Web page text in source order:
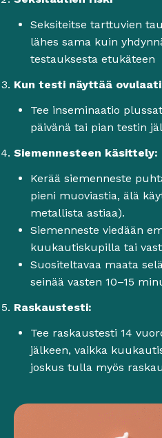
Seksiteitse tarttuvien
lähes sama kuin
testauksesta etukäteen
Kun testi näyttää
Tee inseminaatio
päivänä tai pian testin
Siemennesteen käsittely:
Kerää siemenneste
pieni muoviastia, älä
metallista astiaa).
Siemenneste viedään
kuukautiskupilla tai
Suositeltavaa maata
seinää vasten 10–15
Raskaustesti:
Tee raskaustesti 14
jälkeen, vaikka
joskus tulla myös